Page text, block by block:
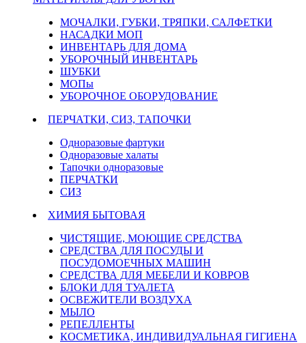
МОЧАЛКИ, ГУБКИ, ТРЯПКИ, САЛФЕТКИ
НАСАДКИ МОП
ИНВЕНТАРЬ ДЛЯ ДОМА
УБОРОЧНЫЙ ИНВЕНТАРЬ
ШУБКИ
МОПы
УБОРОЧНОЕ ОБОРУДОВАНИЕ
ПЕРЧАТКИ, СИЗ, ТАПОЧКИ
Одноразовые фартуки
Одноразовые халаты
Тапочки одноразовые
ПЕРЧАТКИ
СИЗ
ХИМИЯ БЫТОВАЯ
ЧИСТЯЩИЕ, МОЮЩИЕ СРЕДСТВА
СРЕДСТВА ДЛЯ ПОСУДЫ И
ПОСУДОМОЕЧНЫХ МАШИН
СРЕДСТВА ДЛЯ МЕБЕЛИ И КОВРОВ
БЛОКИ ДЛЯ ТУАЛЕТА
ОСВЕЖИТЕЛИ ВОЗДУХА
МЫЛО
РЕПЕЛЛЕНТЫ
КОСМЕТИКА, ИНДИВИДУАЛЬНАЯ ГИГИЕНА